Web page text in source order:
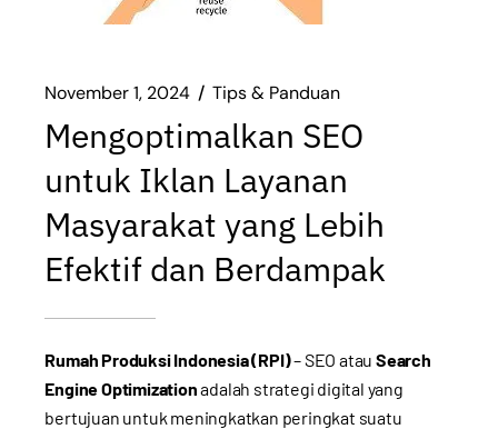
November 1, 2024 Tips & Panduan
Mengoptimalkan SEO
untuk Iklan Layanan
Masyarakat yang Lebih
Efektif dan Berdampak
Rumah Produksi Indonesia (RPI)– SEO atau Search
Engine Optimizationadalah strategi digital yang
bertujuan untuk meningkatkan peringkat suatu